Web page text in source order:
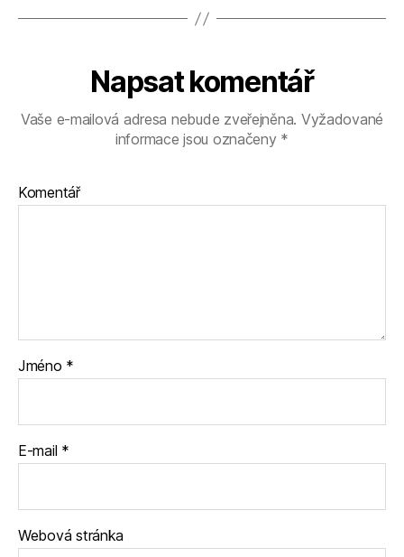
Napsat komentář
Vaše e-mailová adresa nebude zveřejněna. Vyžadované
informace jsou označeny *
Komentář
Jméno *
E-mail *
Webová stránka